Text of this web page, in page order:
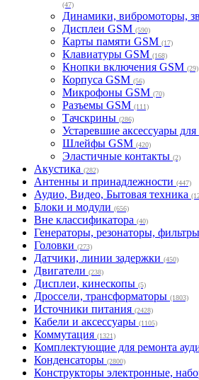
(47)
Динамики, вибромоторы,
Дисплеи GSM (590)
Карты памяти GSM (17)
Клавиатуры GSM (168)
Кнопки включения GSM (29)
Корпуса GSM (56)
Микрофоны GSM (70)
Разъемы GSM (111)
Тачскрины (286)
Устаревшие аксессуары
Шлейфы GSM (420)
Эластичные контакты (2)
Акустика (282)
Антенны и принадлежности (447)
Аудио, Видео, Бытовая техника
Блоки и модули (656)
Вне классификатора (40)
Генераторы, резонаторы, фильтры
Головки (273)
Датчики, линии задержки (450)
Двигатели (238)
Дисплеи, кинескопы (5)
Дроссели, трансформаторы (1803)
Источники питания (2428)
Кабели и аксессуары (1105)
Коммутация (1321)
Комплектующие для ремонта
Конденсаторы (2800)
Конструкторы электронные,